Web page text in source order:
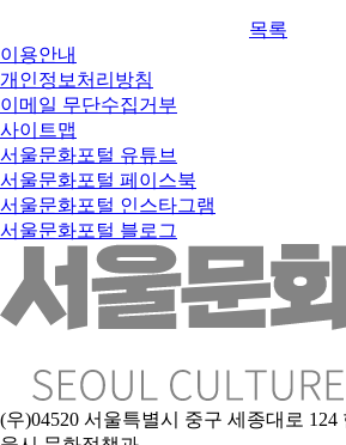
목록
이용안내
개인정보처리방침
이메일 무단수집거부
사이트맵
서울문화포털 유튜브
서울문화포털 페이스북
서울문화포털 인스타그램
서울문화포털 블로그
(우)04520 서울특별시 중구 세종대로 124